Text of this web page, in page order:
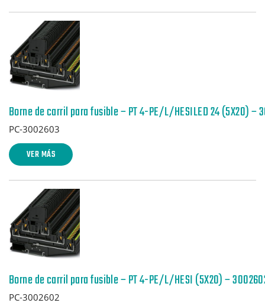
Borne de carril para fusible – PT 4-PE/L/HESILED 24 (5X20) –
PC-3002603
VER MÁS
Borne de carril para fusible – PT 4-PE/L/HESI (5X20) –
PC-3002602